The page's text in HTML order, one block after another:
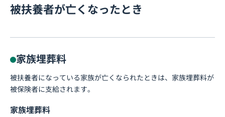
被扶養者が亡くなったとき
家族埋葬料
被扶養者になっている家族が亡くなられたときは、家族埋葬料が
被保険者に支給されます。
家族埋葬料